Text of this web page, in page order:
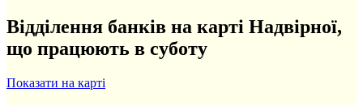
Відділення банків на карті Надвірної,
що працюють в суботу
Показати на карті